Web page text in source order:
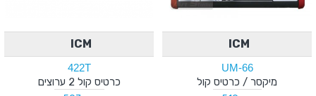
ICM
UM-66
מיקסר / כרטיס קול
ICM
422T
כרטיס קול 2 ערוצים